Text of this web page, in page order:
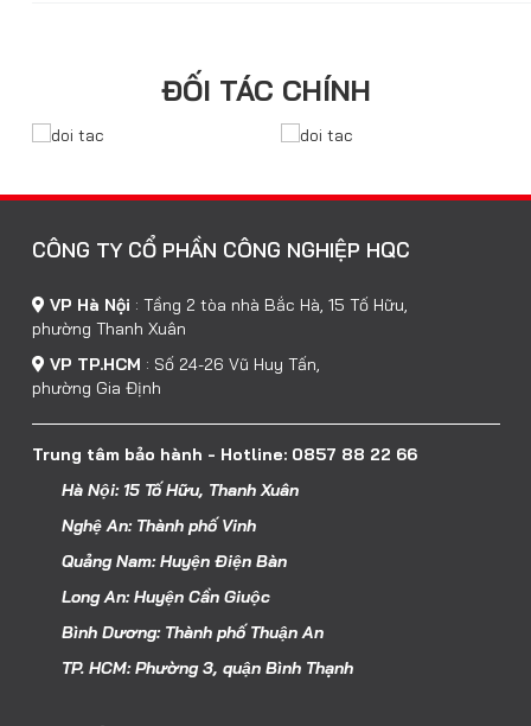
ĐỐI TÁC CHÍNH
CÔNG TY CỔ PHẦN CÔNG NGHIỆP HQC
VP Hà Nội : Tầng 2 tòa nhà Bắc Hà, 15 Tố Hữu,
phường Thanh Xuân
VP TP.HCM : Số 24-26 Vũ Huy Tấn,
phường Gia Định
Trung tâm bảo hành - Hotline: 0857 88 22 66
Hà Nội: 15 Tố Hữu, Thanh Xuân
Nghệ An: Thành phố Vinh
Quảng Nam: Huyện Điện Bàn
Long An: Huyện Cần Giuộc
Bình Dương: Thành phố Thuận An
TP. HCM: Phường 3, quận Bình Thạnh